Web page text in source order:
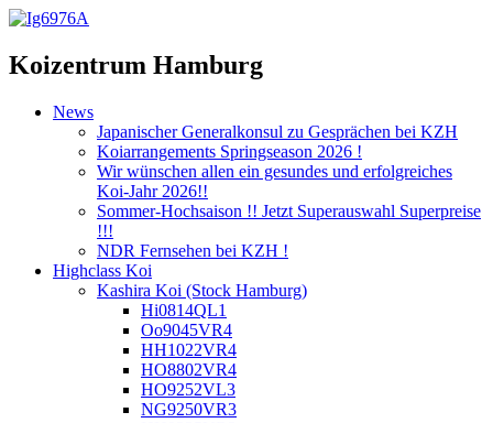
Koizentrum Hamburg
News
Japanischer Generalkonsul zu Gesprächen bei KZH
Koiarrangements Springseason 2026 !
Wir wünschen allen ein gesundes und erfolgreiches
Koi-Jahr 2026!!
Sommer-Hochsaison !! Jetzt Superauswahl Superpreise
!!!
NDR Fernsehen bei KZH !
Highclass Koi
Kashira Koi (Stock Hamburg)
Hi0814QL1
Oo9045VR4
HH1022VR4
HO8802VR4
HO9252VL3
NG9250VR3